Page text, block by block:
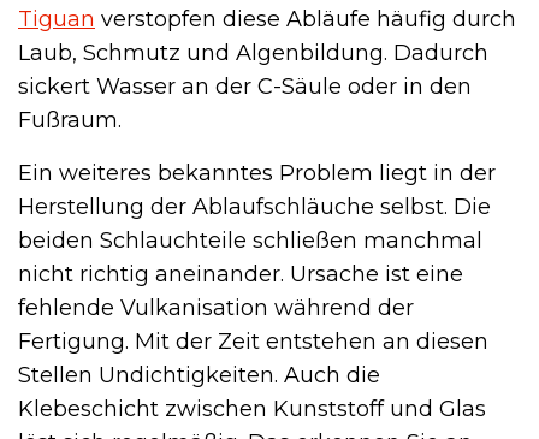
Tiguan verstopfen diese Abläufe häufig durch
Laub, Schmutz und Algenbildung. Dadurch
sickert Wasser an der C-Säule oder in den
Fußraum.
Ein weiteres bekanntes Problem liegt in der
Herstellung der Ablaufschläuche selbst. Die
beiden Schlauchteile schließen manchmal
nicht richtig aneinander. Ursache ist eine
fehlende Vulkanisation während der
Fertigung. Mit der Zeit entstehen an diesen
Stellen Undichtigkeiten. Auch die
Klebeschicht zwischen Kunststoff und Glas